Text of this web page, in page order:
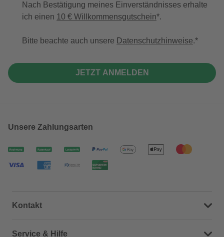
Nach Bestätigung meines Einverständnisses erhalte
ich einen 10 € Willkommensgutschein*.
Bitte beachte auch unsere Datenschutzhinweise.
JETZT ANMELDEN
Unsere Zahlungsarten
Kontakt
Dein Kontakt zu uns
Service & Hilfe